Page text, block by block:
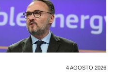
4 AGOSTO 2026